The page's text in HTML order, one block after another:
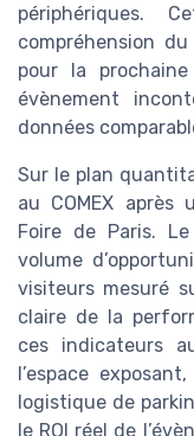
périphériques.
compréhension
pour la
évènement
données
Sur le plan
au COMEX
Foire de Paris.
volume
visiteurs mesuré
claire de la
ces indicateurs
l’espace
logistique de
le ROI réel de